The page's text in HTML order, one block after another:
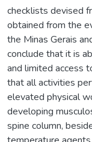
checklists devised
obtained from the
the Minas Gerais
conclude that it is
and limited access
that all activities
elevated physical
developing
spine column,